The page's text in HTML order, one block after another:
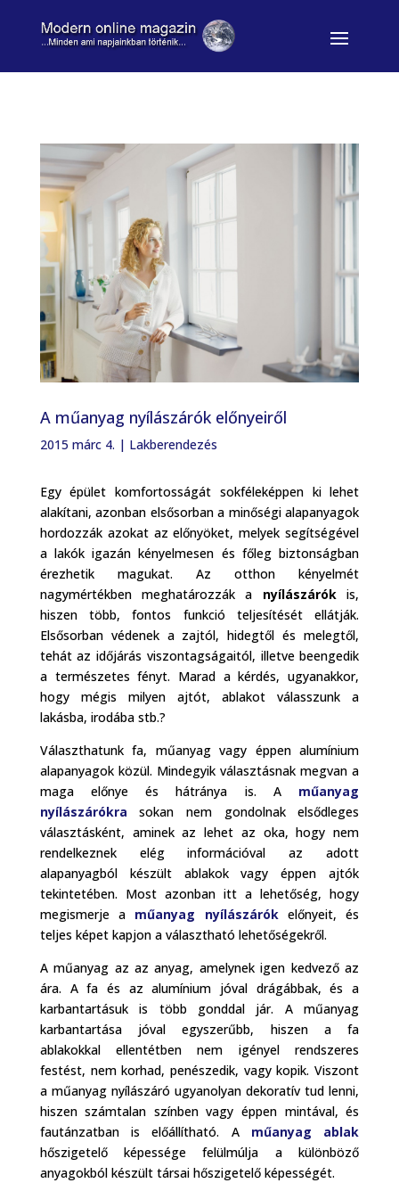
A műanyag nyílászárók előnyeiről
2015 márc 4. | Lakberendezés
Egy épület komfortosságát sokféleképpen ki lehet
alakítani, azonban elsősorban a minőségi alapanyagok
hordozzák azokat az előnyöket, melyek segítségével
a lakók igazán kényelmesen és főleg biztonságban
érezhetik magukat. Az otthon kényelmét
nagymértékben meghatározzák a nyílászárók is,
hiszen több, fontos funkció teljesítését ellátják.
Elsősorban védenek a zajtól, hidegtől és melegtől,
tehát az időjárás viszontagságaitól, illetve beengedik
a természetes fényt. Marad a kérdés, ugyanakkor,
hogy mégis milyen ajtót, ablakot válasszunk a
lakásba, irodába stb.?
Választhatunk fa, műanyag vagy éppen alumínium
alapanyagok közül. Mindegyik választásnak megvan a
maga előnye és hátránya is. A műanyag
nyílászárókra sokan nem gondolnak elsődleges
választásként, aminek az lehet az oka, hogy nem
rendelkeznek elég információval az adott
alapanyagból készült ablakok vagy éppen ajtók
tekintetében. Most azonban itt a lehetőség, hogy
megismerje a műanyag nyílászárók előnyeit, és
teljes képet kapjon a választható lehetőségekről.
A műanyag az az anyag, amelynek igen kedvező az
ára. A fa és az alumínium jóval drágábbak, és a
karbantartásuk is több gonddal jár. A műanyag
karbantartása jóval egyszerűbb, hiszen a fa
ablakokkal ellentétben nem igényel rendszeres
festést, nem korhad, penészedik, vagy kopik. Viszont
a műanyag nyílászáró ugyanolyan dekoratív tud lenni,
hiszen számtalan színben vagy éppen mintával, és
fautánzatban is előállítható. A műanyag ablak
hőszigetelő képessége felülmúlja a különböző
anyagokból készült társai hőszigetelő képességét.